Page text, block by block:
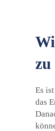
zu
Es
das